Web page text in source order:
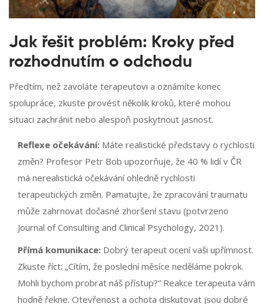
Jak řešit problém: Kroky před
rozhodnutím o odchodu
Předtím, než zavoláte terapeutovi a oznámíte konec
spolupráce, zkuste provést několik kroků, které mohou
situaci zachránit nebo alespoň poskytnout jasnost.
Reflexe očekávání: Máte realistické představy o rychlosti
změn? Profesor Petr Bob upozorňuje, že 40 % lidí v ČR
má nerealistická očekávání ohledně rychlosti
terapeutických změn. Pamatujte, že zpracování traumatu
může zahrnovat dočasné zhoršení stavu (potvrzeno
Journal of Consulting and Clinical Psychology, 2021).
Přímá komunikace: Dobrý terapeut ocení vaši upřímnost.
Zkuste říct: „Cítím, že poslední měsíce neděláme pokrok.
Mohli bychom probrat náš přístup?“ Reakce terapeuta vám
hodně řekne. Otevřenost a ochota diskutovat jsou dobré